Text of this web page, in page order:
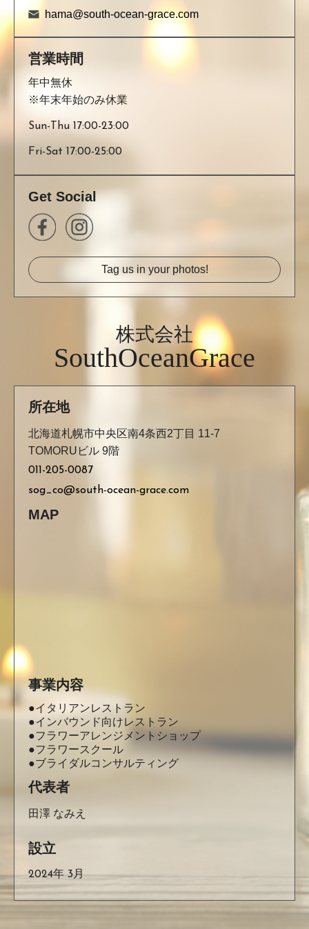
hama@south-ocean-grace.com
営業時間
年中無休
※年末年始のみ休業
Sun-Thu 17:00-23:00
Fri-Sat 17:00-25:00
Get Social
Tag us in your photos!
株式会社
SouthOceanGrace
所在地
北海道札幌市中央区南4条西2丁目 11-7
TOMORUビル 9階
011-205-0087
sog_co@south-ocean-grace.com
MAP
事業内容
●イタリアンレストラン
●インバウンド向けレストラン
●フラワーアレンジメントショップ
●フラワースクール
●ブライダルコンサルティング
代表者
田澤 なみえ
設立
2024年 3月